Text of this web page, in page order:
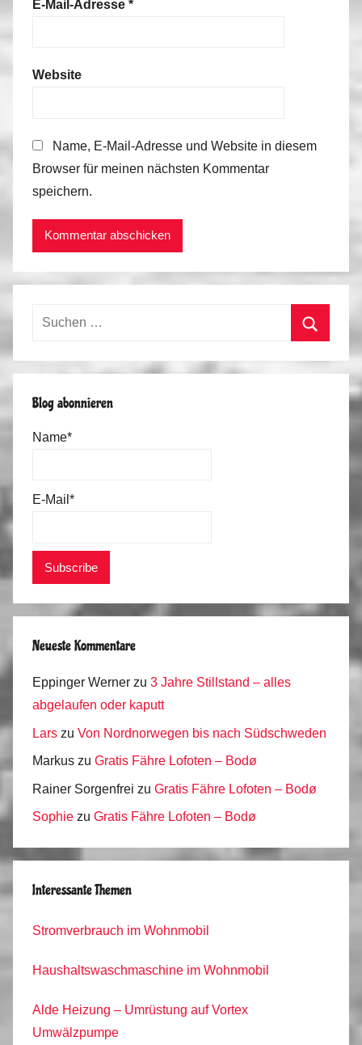
E-Mail-Adresse *
Website
Name, E-Mail-Adresse und Website in diesem
Browser für meinen nächsten Kommentar
speichern.
Suchen
Blog abonnieren
Name*
E-Mail*
Neueste Kommentare
Eppinger Werner zu 3 Jahre Stillstand – alles
abgelaufen oder kaputt
Lars zu Von Nordnorwegen bis nach Südschweden
Markus zu Gratis Fähre Lofoten – Bodø
Rainer Sorgenfrei zu Gratis Fähre Lofoten – Bodø
Sophie zu Gratis Fähre Lofoten – Bodø
Interessante Themen
Stromverbrauch im Wohnmobil
Haushaltswaschmaschine im Wohnmobil
Alde Heizung – Umrüstung auf Vortex
Umwälzpumpe